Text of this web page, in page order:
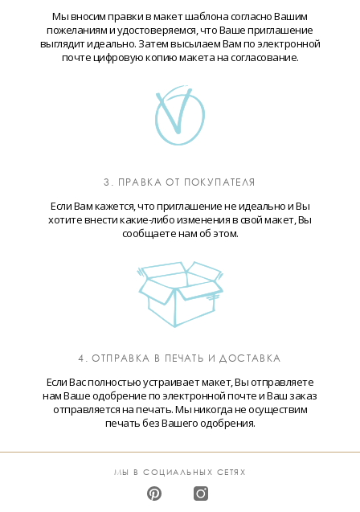
Мы вносим правки в макет шаблона согласно Вашим
пожеланиям и удостоверяемся, что Ваше приглашение
выглядит идеально. Затем высылаем Вам по электронной
почте цифровую копию макета на согласование.
3. ПРАВКА ОТ ПОКУПАТЕЛЯ
Если Вам кажется, что приглашение не идеально и Вы
хотите внести какие-либо изменения в свой макет, Вы
сообщаете нам об этом.
4. ОТПРАВКА В ПЕЧАТЬ И ДОСТАВКА
Если Вас полностью устраивает макет, Вы отправляете
нам Ваше одобрение по электронной почте и Ваш заказ
отправляется на печать. Мы никогда не осуществим
печать без Вашего одобрения.
МЫ В СОЦИАЛЬНЫХ СЕТЯХ